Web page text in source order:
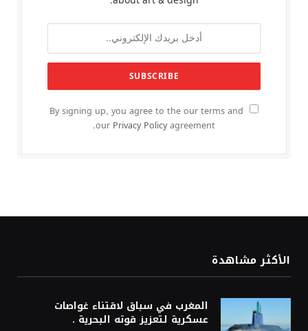
By signing up, you agree to the our terms and
our Privacy Policyagreement.
الأكثر مشاهدة
المغرب في سباق لاقتناء غواصات
عسكرية لتعزيز قوته البحرية .